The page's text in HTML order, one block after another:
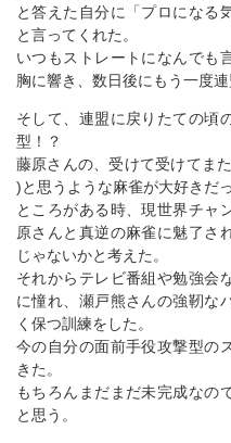
と答えた自分に「プロになる
と言ってくれた。
いつもストレートになんでも
胸に響き、数日後にもう一度
そして、連盟に戻りたての頃
型！？
藤原さんの、受けて受けてま
)と思うような麻雀が大好きだっ
ところがある時、現世界チャ
原さんと真逆の麻雀に魅了さ
じゃないかと考えた。
それからテレビ番組や勉強会
に憧れ、瀬戸熊さんの強靭な
く保つ訓練をした。
今の自分の面前手役攻撃型の
きた。
もちろんまだまだ未完成なの
と思う。